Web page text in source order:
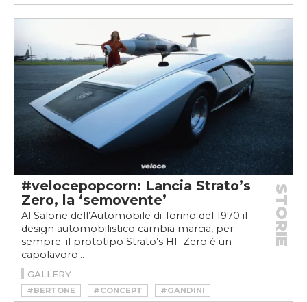
#LANCIA STRATOS ALL'ASTA
#LANCIA STRATOS REPLICA
#LANCIA STRATOS RM SOTHEBY'S
#LB SPECIALIST CARS
#REPLICA
#STRATOS
#velocepopcorn: Lancia Strato’s
Zero, la ‘semovente’
Al Salone dell’Automobile di Torino del 1970 il
design automobilistico cambia marcia, per
sempre: il prototipo Strato’s HF Zero è un
capolavoro...
STORIE
GALLERY
#BERTONE #CONCEPT
#GANDINI